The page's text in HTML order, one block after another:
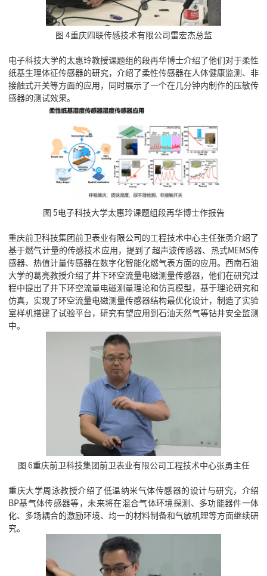
图 4重庆四联传感技术有限公司雷宏杰总监
电子科技大学的太惠玲教授课题组的段再华博士介绍了他们对于柔性
纸基生理体征传感器的研究，介绍了柔性传感器在人体健康监测、非
接触式开关等方面的应用，同时展示了一个在几分钟内制作的压敏传
感器的测试效果。
图 5电子科技大学太惠玲课题组段再华博士作报告
重庆前卫科技集团前卫表业有限公司的工程技术中心主任张勇介绍了
基于燃气计量的传感技术应用，提到了超声波传感器、热式MEMS传
感器、热值计量传感器在数字化智能化燃气表方面的应用。西南石油
大学的葛亮教授介绍了井下环空流量电磁测量传感器，他们在研究过
程中提出了井下环空流量电磁测量理论和仿真模型，基于理论研究和
仿真，实现了环空流量电磁测量传感器结构最优化设计，制造了实验
室样机搭建了试验平台，研究有望应用到石油天然气等钻井安全监测
中。
图 6重庆前卫科技集团前卫表业有限公司工程技术中心张勇主任
重庆大学周泳教授介绍了低温纳米气体传感器的设计与研究，介绍
BP基气体传感器等，未来将在混合气体环境探测、多功能器件一体
化、多场耦合的激励环境、均一的材料制备和气敏机理等方面继续研
究。